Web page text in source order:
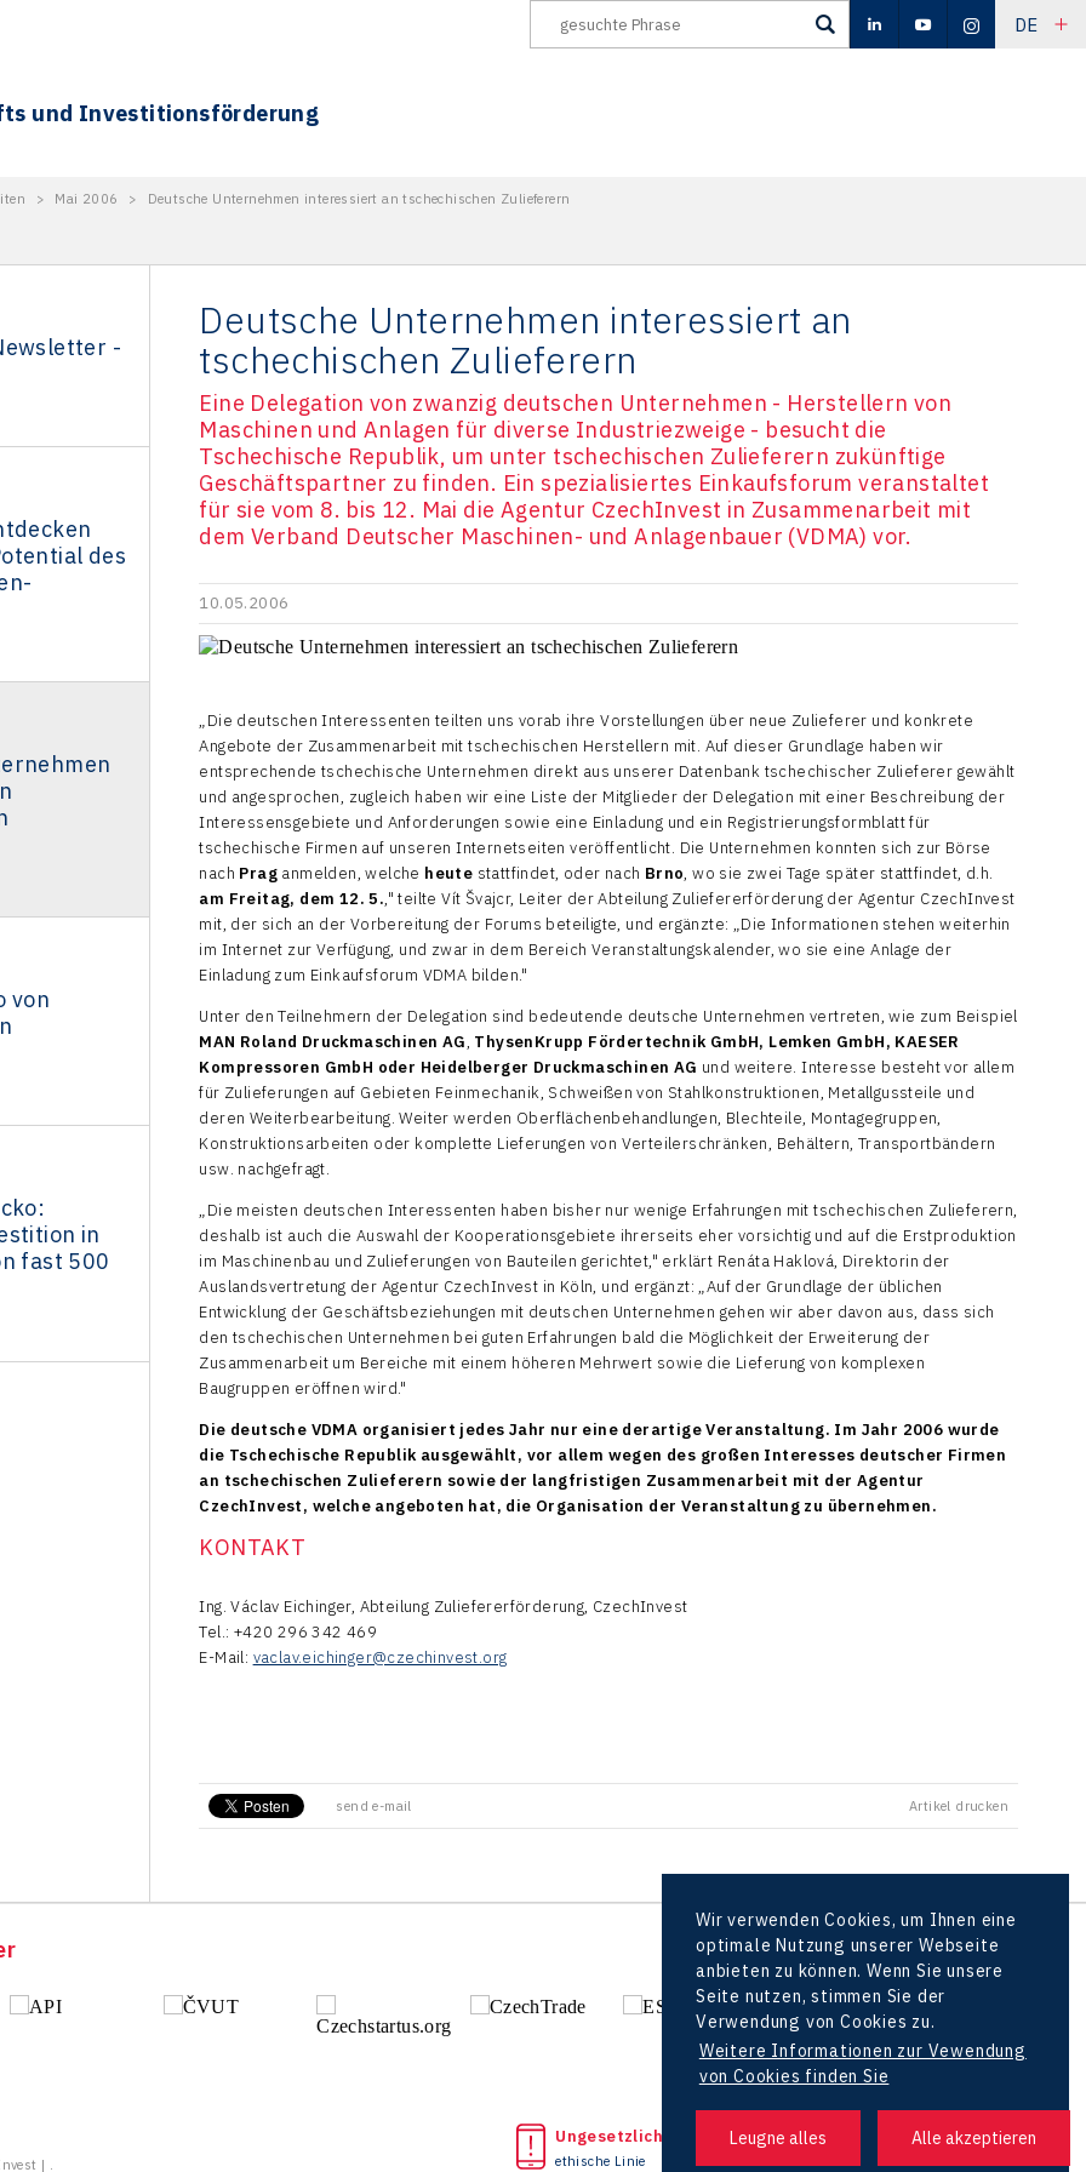
DE
und Investitionsförderung
> Mai 2006 > Deutsche Unternehmen interessiert an tschechischen Zulieferern
-
des
von
in
fast 500
Deutsche Unternehmen interessiert an
tschechischen Zulieferern
Eine Delegation von zwanzig deutschen Unternehmen - Herstellern von
Maschinen und Anlagen für diverse Industriezweige - besucht die
Tschechische Republik, um unter tschechischen Zulieferern zukünftige
Geschäftspartner zu finden. Ein spezialisiertes Einkaufsforum veranstaltet
für sie vom 8. bis 12. Mai die Agentur CzechInvest in Zusammenarbeit mit
dem Verband Deutscher Maschinen- und Anlagenbauer (VDMA) vor.
10.05.2006
„Die deutschen Interessenten teilten uns vorab ihre Vorstellungen über neue Zulieferer und konkrete
Angebote der Zusammenarbeit mit tschechischen Herstellern mit. Auf dieser Grundlage haben wir
entsprechende tschechische Unternehmen direkt aus unserer Datenbank tschechischer Zulieferer gewählt
und angesprochen, zugleich haben wir eine Liste der Mitglieder der Delegation mit einer Beschreibung der
Interessensgebiete und Anforderungen sowie eine Einladung und ein Registrierungsformblatt für
tschechische Firmen auf unseren Internetseiten veröffentlicht. Die Unternehmen konnten sich zur Börse
nach Prag anmelden, welche heute stattfindet, oder nach Brno, wo sie zwei Tage später stattfindet, d.h.
am Freitag, dem 12. 5.," teilte Vít Švajcr, Leiter der Abteilung Zuliefererförderung der Agentur CzechInvest
mit, der sich an der Vorbereitung der Forums beteiligte, und ergänzte: „Die Informationen stehen weiterhin
im Internet zur Verfügung, und zwar in dem Bereich Veranstaltungskalender, wo sie eine Anlage der
Einladung zum Einkaufsforum VDMA bilden."
Unter den Teilnehmern der Delegation sind bedeutende deutsche Unternehmen vertreten, wie zum Beispiel
MAN Roland Druckmaschinen AG, ThysenKrupp Fördertechnik GmbH, Lemken GmbH, KAESER
Kompressoren GmbH oder Heidelberger Druckmaschinen AG und weitere. Interesse besteht vor allem
für Zulieferungen auf Gebieten Feinmechanik, Schweißen von Stahlkonstruktionen, Metallgussteile und
deren Weiterbearbeitung. Weiter werden Oberflächenbehandlungen, Blechteile, Montagegruppen,
Konstruktionsarbeiten oder komplette Lieferungen von Verteilerschränken, Behältern, Transportbändern
usw. nachgefragt.
„Die meisten deutschen Interessenten haben bisher nur wenige Erfahrungen mit tschechischen Zulieferern,
deshalb ist auch die Auswahl der Kooperationsgebiete ihrerseits eher vorsichtig und auf die Erstproduktion
im Maschinenbau und Zulieferungen von Bauteilen gerichtet," erklärt Renáta Haklová, Direktorin der
Auslandsvertretung der Agentur CzechInvest in Köln, und ergänzt: „Auf der Grundlage der üblichen
Entwicklung der Geschäftsbeziehungen mit deutschen Unternehmen gehen wir aber davon aus, dass sich
den tschechischen Unternehmen bei guten Erfahrungen bald die Möglichkeit der Erweiterung der
Zusammenarbeit um Bereiche mit einem höheren Mehrwert sowie die Lieferung von komplexen
Baugruppen eröffnen wird."
Die deutsche VDMA organisiert jedes Jahr nur eine derartige Veranstaltung. Im Jahr 2006 wurde
die Tschechische Republik ausgewählt, vor allem wegen des großen Interesses deutscher Firmen
an tschechischen Zulieferern sowie der langfristigen Zusammenarbeit mit der Agentur
CzechInvest, welche angeboten hat, die Organisation der Veranstaltung zu übernehmen.
KONTAKT
Ing. Václav Eichinger, Abteilung Zuliefererförderung, CzechInvest
Tel.: +420 296 342 469
E-Mail: vaclav.eichinger@czechinvest.org
send e-mail Artikel drucken
alle Partner
| .
Ungesetzliche Tat bemerkt?
ethische Linie
Headquarters
Wir verwenden Cookies, um Ihnen eine
optimale Nutzung unserer Webseite
anbieten zu können. Wenn Sie unsere
Seite nutzen, stimmen Sie der
Verwendung von Cookies zu.
Weitere Informationen zur Vewendung
von Cookies finden Sie